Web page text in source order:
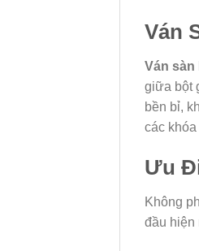
Ván
Ván sàn
giữa bột
bền bỉ,
các
Ưu
Không
đầu hiện